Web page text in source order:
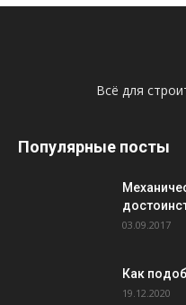
Всё для
Популярные посты
03.09.2017
Как
19.12.2020